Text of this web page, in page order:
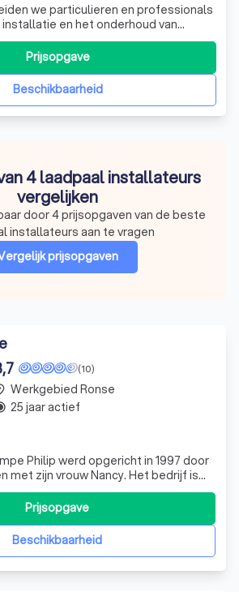
we particulieren en professionals
en het onderhoud van
energieoplossingen.
Beschikbaarheid
Prijsopgave
4 laadpaal installateurs
vergelijken
door 4 prijsopgaven van de beste
installateurs aan te vragen
prijsopgaven
(10)
Philip werd opgericht in 1997 door
met zijn vrouw Nancy. Het bedrijf is
mag zich nu rekenen bij één van de
in de streek. Sinds 2001 zijn
gebouw van 1.200m² gelegen aan de
Beschikbaarheid
Prijsopgave
Werkgebied Ronse
25 jaar actief